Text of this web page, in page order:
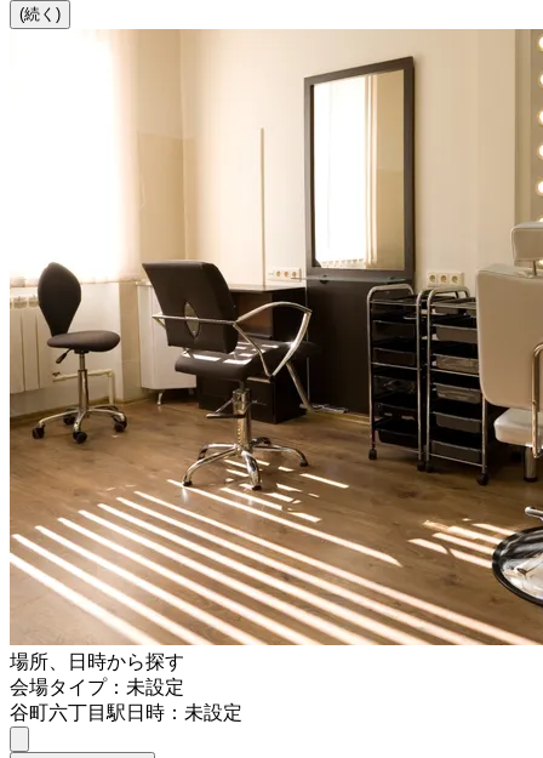
(続く)
場所、日時から探す
会場タイプ：未設定
谷町六丁目駅日時：未設定